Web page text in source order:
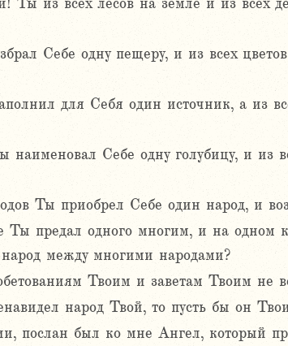
Ты из всех лесов на земле и из всех
Себе одну пещеру, и из всех
для Себя один источник, а из
наименовал Себе одну голубицу, и из
Ты приобрел Себе один народ, и
предал одного многим, и на одном
между многими народами?
Твоим и заветам Твоим не
народ Твой, то пусть бы он
послан был ко мне Ангел, который